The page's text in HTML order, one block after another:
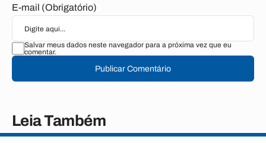
E-mail (Obrigatório)
Salvar meus dados neste navegador para a próxima vez que eu
comentar.
Publicar Comentário
Leia Também